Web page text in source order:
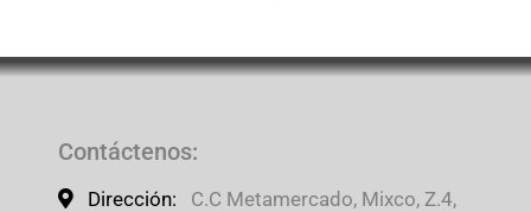
Contáctenos:
Dirección:
C.C Metamercado, Mixco, Z.4,